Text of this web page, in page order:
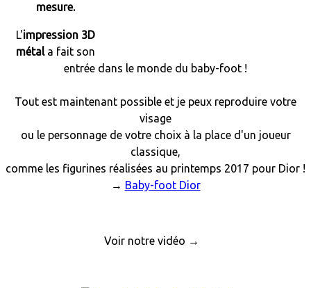
mesure.
L'impression 3D
métala fait son
entrée dans le monde du baby-foot !
Tout est maintenant possible et je peux reproduire votre
visage
ou le personnage de votre choix à la place d'un joueur
classique,
comme les figurines réalisées au printemps 2017 pour Dior !
→ Baby-foot Dior
Voir notre vidéo →